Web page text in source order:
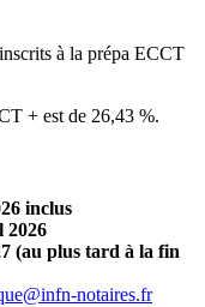
à la prépa ECCT
+ est de 26,43 %.
inclus
2026
(au plus tard à la fin
notaires.fr